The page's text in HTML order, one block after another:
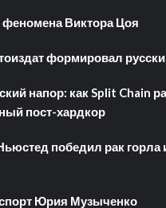
Виктора Цоя
формировал
напор: как Split Chain
пост-хардкор
победил рак горла
Юрия Музыченко